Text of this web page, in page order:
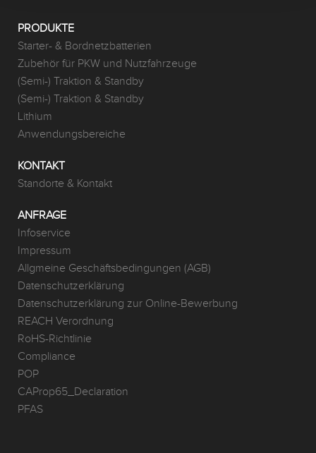
PRODUKTE
Starter- & Bordnetzbatterien
Zubehör für PKW und Nutzfahrzeuge
(Semi-) Traktion & Standby
(Semi-) Traktion & Standby
Lithium
Anwendungsbereiche
KONTAKT
Standorte & Kontakt
ANFRAGE
Infoservice
Impressum
Allgmeine Geschäftsbedingungen (AGB)
Datenschutzerklärung
Datenschutzerklärung zur Online-Bewerbung
REACH Verordnung
RoHS-Richtlinie
Compliance
POP
CAProp65_Declaration
PFAS